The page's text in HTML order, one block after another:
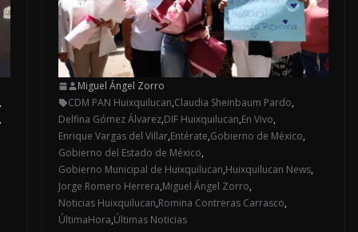
,
,
Miguel Ángel Zorro
CDM PAN Huixquilucan,Claudia Sheinbaum Pardo,
Delfina Gómez Álvarez,DIF Huixquilucan,En Vivo,
Enrique Vargas del Villar,Entérate,Gobierno de México,
Gobierno del Estado de México,
Gobierno Municipal de Huixquilucan,Huixquilucan News,
Jorge Romero Herrera,Miguel Ángel Zorro,
Noticias Huixquilucan,Romina Contreras Carrasco,
ÚltimaHora,Últimas Noticias